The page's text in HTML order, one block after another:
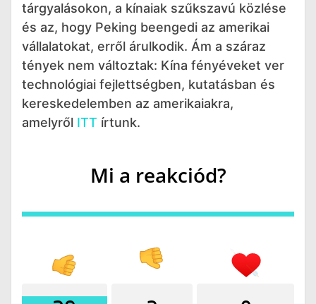
tárgyalásokon, a kínaiak szűkszavú közlése
és az, hogy Peking beengedi az amerikai
vállalatokat, erről árulkodik. Ám a száraz
tények nem változtak: Kína fényéveket ver
technológiai fejlettségben, kutatásban és
kereskedelemben az amerikaiakra,
amelyről ITT írtunk.
Mi a reakciód?